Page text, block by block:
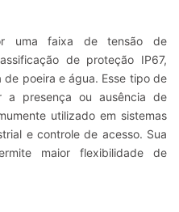
uma faixa de tensão de
de proteção IP67,
poeira e água. Esse tipo de
a presença ou ausência de
utilizado em sistemas
e controle de acesso. Sua
maior flexibilidade de